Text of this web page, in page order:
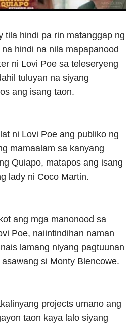
tila hindi pa rin matanggap ng
hindi na nila mapapanood
ni Lovi Poe sa teleseryeng
tuluyan na siyang
ang isang taon.
ni Lovi Poe ang publiko ng
mamaalam sa kanyang
Quiapo, matapos ang isang
lady ni Coco Martin.
ang mga manonood sa
Poe, naiintindihan naman
lamang niyang pagtuunan
si Monty Blencowe.
projects umano ang
taon kaya lalo siyang